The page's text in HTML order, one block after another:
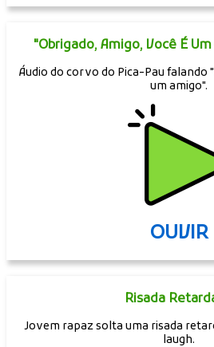
"Obrigado, Amigo, Você É
Áudio do corvo do Pica-Pau falando
um amigo".
OUVIR
Risada
Jovem rapaz solta uma risada
laugh.